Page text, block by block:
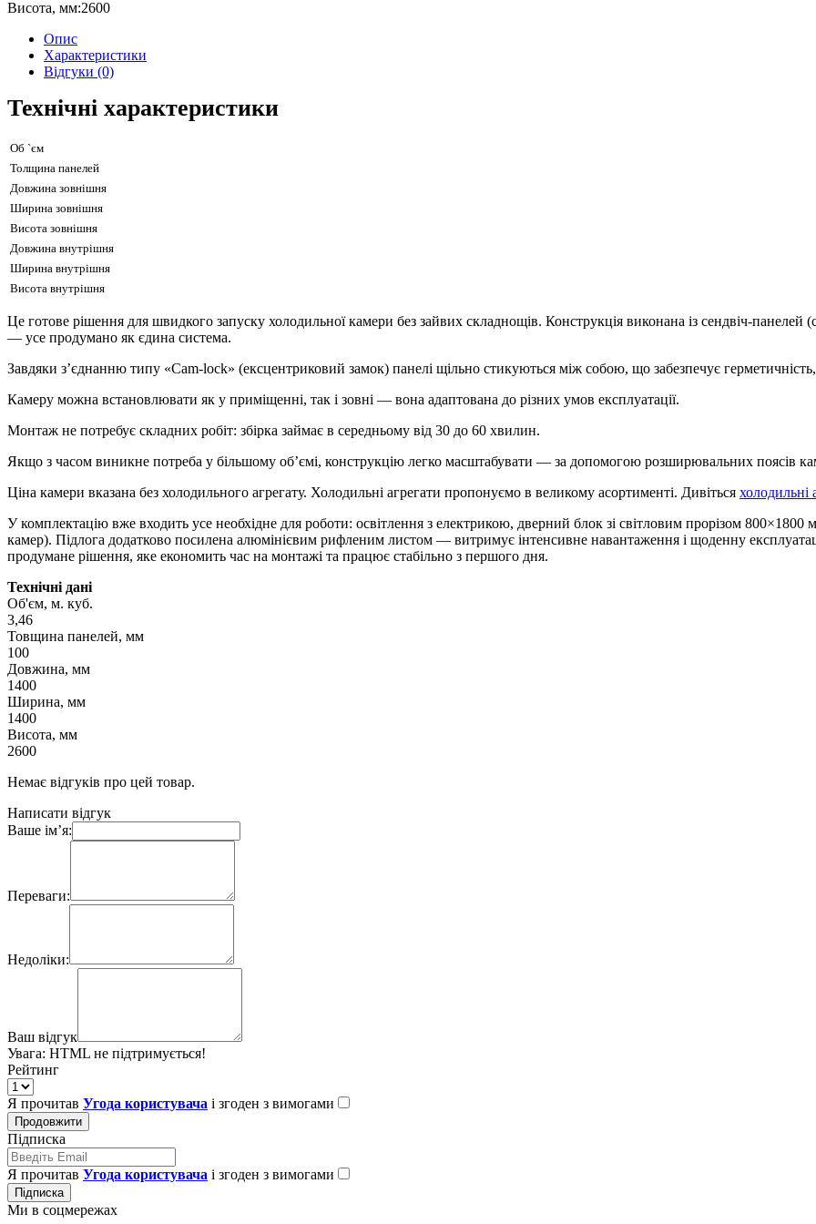
Висота, мм:2600
Опис
Характеристики
Відгуки (0)
Технічні характеристики
Об `єм
Толщина панелей
Довжина зовнішня
Ширина зовнішня
Висота зовнішня
Довжина внутрішня
Ширина внутрішня
Висота внутрішня
Це готове рішення для швидкого запуску холодильної камери без зайвих складнощів. Конструкція виконана із сендвіч-панелей
— усе продумано як єдина система.
Завдяки з’єднанню типу «Cam-lock» (ексцентриковий замок) панелі щільно стикуються між собою, що забезпечує герметичність,
Камеру можна встановлювати як у приміщенні, так і зовні — вона адаптована до різних умов експлуатації.
Монтаж не потребує складних робіт: збірка займає в середньому від 30 до 60 хвилин.
Якщо з часом виникне потреба у більшому об’ємі, конструкцію легко масштабувати — за допомогою розширювальних поясів
Ціна камери вказана без холодильного агрегату. Холодильні агрегати пропонуємо в великому асортименті. Дивіться холодильні
У комплектацію вже входить усе необхідне для роботи: освітлення з електрикою, дверний блок зі світловим прорізом
камер). Підлога додатково посилена алюмінієвим рифленим листом — витримує інтенсивне навантаження і щоденну
продумане рішення, яке економить час на монтажі та працює стабільно з першого дня.
Технічні дані
Об'єм, м. куб.
3,46
Товщина панелей, мм
100
Довжина, мм
1400
Ширина, мм
1400
Висота, мм
2600
Немає відгуків про цей товар.
Написати відгук
Ваше ім’я:
Переваги:
Недоліки:
Ваш відгук
Увага: HTML не підтримується!
Рейтинг
Я прочитав Угода користувача і згоден з вимогами
Продовжити
Підписка
Я прочитав Угода користувача і згоден з вимогами
Підписка
Ми в соцмережах